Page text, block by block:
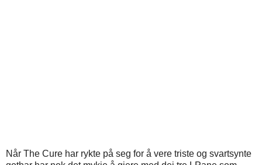
Når The Cure har rykte på seg for å vere triste og svartsynte